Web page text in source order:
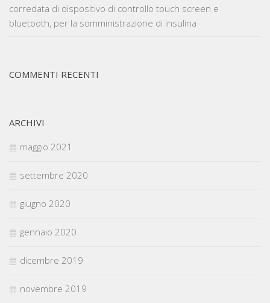
corredata di dispositivo di controllo touch screen e
bluetooth, per la somministrazione di insulina
COMMENTI RECENTI
ARCHIVI
maggio 2021
settembre 2020
giugno 2020
gennaio 2020
dicembre 2019
novembre 2019